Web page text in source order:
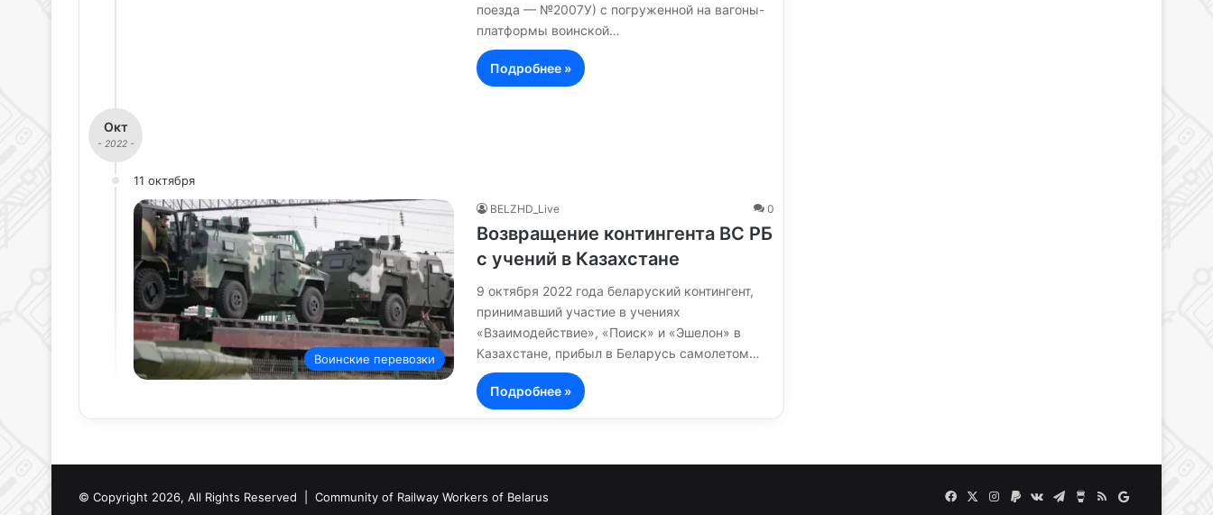
поезда — №2007У) с погруженной на вагоны-
платформы воинской…
Подробнее »
Окт
- 2022 -
11 октября
Воинские перевозки
BELZHD_Live 0
Возвращение контингента ВС РБ
с учений в Казахстане
9 октября 2022 года беларуский контингент,
принимавший участие в учениях
«Взаимодействие», «Поиск» и «Эшелон» в
Казахстане, прибыл в Беларусь самолетом…
Подробнее »
© Copyright 2026, All Rights Reserved | Community of Railway Workers of Belarus FacebookInstagram
Paypalvk.com
Telegram
Buy RSS